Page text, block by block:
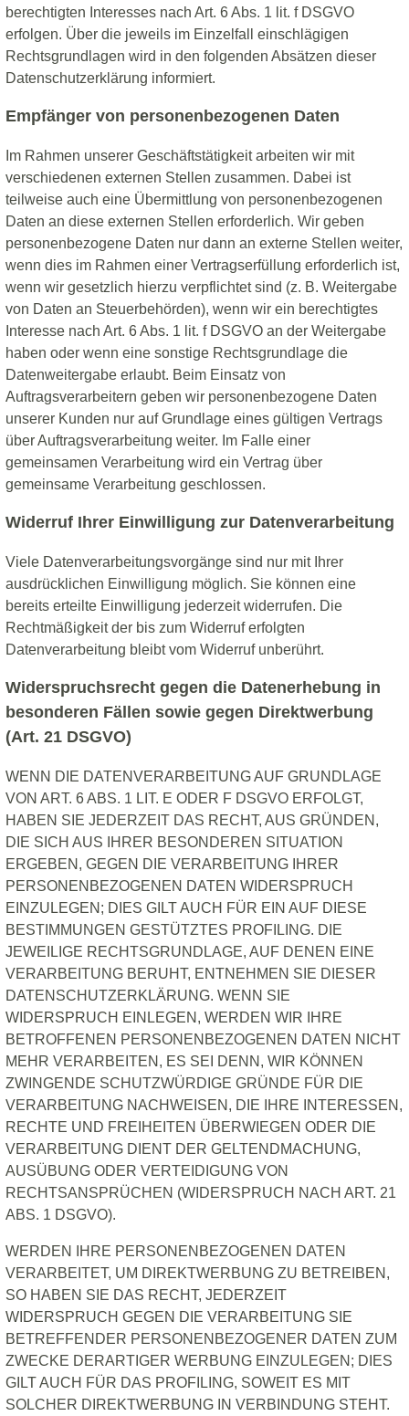
berechtigten Interesses nach Art. 6 Abs. 1 lit. f DSGVO
erfolgen. Über die jeweils im Einzelfall einschlägigen
Rechtsgrundlagen wird in den folgenden Absätzen dieser
Datenschutzerklärung informiert.
Empfänger von personenbezogenen Daten
Im Rahmen unserer Geschäftstätigkeit arbeiten wir mit
verschiedenen externen Stellen zusammen. Dabei ist
teilweise auch eine Übermittlung von personenbezogenen
Daten an diese externen Stellen erforderlich. Wir geben
personenbezogene Daten nur dann an externe Stellen weiter,
wenn dies im Rahmen einer Vertragserfüllung erforderlich ist,
wenn wir gesetzlich hierzu verpflichtet sind (z. B. Weitergabe
von Daten an Steuerbehörden), wenn wir ein berechtigtes
Interesse nach Art. 6 Abs. 1 lit. f DSGVO an der Weitergabe
haben oder wenn eine sonstige Rechtsgrundlage die
Datenweitergabe erlaubt. Beim Einsatz von
Auftragsverarbeitern geben wir personenbezogene Daten
unserer Kunden nur auf Grundlage eines gültigen Vertrags
über Auftragsverarbeitung weiter. Im Falle einer
gemeinsamen Verarbeitung wird ein Vertrag über
gemeinsame Verarbeitung geschlossen.
Widerruf Ihrer Einwilligung zur Datenverarbeitung
Viele Datenverarbeitungsvorgänge sind nur mit Ihrer
ausdrücklichen Einwilligung möglich. Sie können eine
bereits erteilte Einwilligung jederzeit widerrufen. Die
Rechtmäßigkeit der bis zum Widerruf erfolgten
Datenverarbeitung bleibt vom Widerruf unberührt.
Widerspruchsrecht gegen die Datenerhebung in
besonderen Fällen sowie gegen Direktwerbung
(Art. 21 DSGVO)
WENN DIE DATENVERARBEITUNG AUF GRUNDLAGE
VON ART. 6 ABS. 1 LIT. E ODER F DSGVO ERFOLGT,
HABEN SIE JEDERZEIT DAS RECHT, AUS GRÜNDEN,
DIE SICH AUS IHRER BESONDEREN SITUATION
ERGEBEN, GEGEN DIE VERARBEITUNG IHRER
PERSONENBEZOGENEN DATEN WIDERSPRUCH
EINZULEGEN; DIES GILT AUCH FÜR EIN AUF DIESE
BESTIMMUNGEN GESTÜTZTES PROFILING. DIE
JEWEILIGE RECHTSGRUNDLAGE, AUF DENEN EINE
VERARBEITUNG BERUHT, ENTNEHMEN SIE DIESER
DATENSCHUTZERKLÄRUNG. WENN SIE
WIDERSPRUCH EINLEGEN, WERDEN WIR IHRE
BETROFFENEN PERSONENBEZOGENEN DATEN NICHT
MEHR VERARBEITEN, ES SEI DENN, WIR KÖNNEN
ZWINGENDE SCHUTZWÜRDIGE GRÜNDE FÜR DIE
VERARBEITUNG NACHWEISEN, DIE IHRE INTERESSEN,
RECHTE UND FREIHEITEN ÜBERWIEGEN ODER DIE
VERARBEITUNG DIENT DER GELTENDMACHUNG,
AUSÜBUNG ODER VERTEIDIGUNG VON
RECHTSANSPRÜCHEN (WIDERSPRUCH NACH ART. 21
ABS. 1 DSGVO).
WERDEN IHRE PERSONENBEZOGENEN DATEN
VERARBEITET, UM DIREKTWERBUNG ZU BETREIBEN,
SO HABEN SIE DAS RECHT, JEDERZEIT
WIDERSPRUCH GEGEN DIE VERARBEITUNG SIE
BETREFFENDER PERSONENBEZOGENER DATEN ZUM
ZWECKE DERARTIGER WERBUNG EINZULEGEN; DIES
GILT AUCH FÜR DAS PROFILING, SOWEIT ES MIT
SOLCHER DIREKTWERBUNG IN VERBINDUNG STEHT.